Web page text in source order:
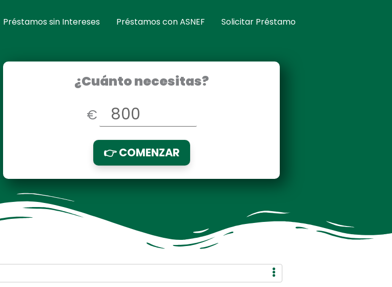
Préstamos sin Intereses Préstamos con ASNEF Solicitar Préstamo
¿Cuánto necesitas?
€
👉 COMENZAR